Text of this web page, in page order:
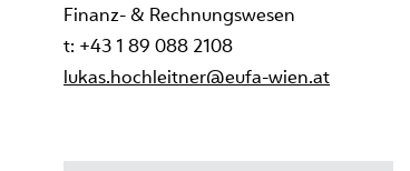
Finanz- & Rechnungswesen
t: +43 1 89 088 2108
lukas.hochleitner@eufa-wien.at